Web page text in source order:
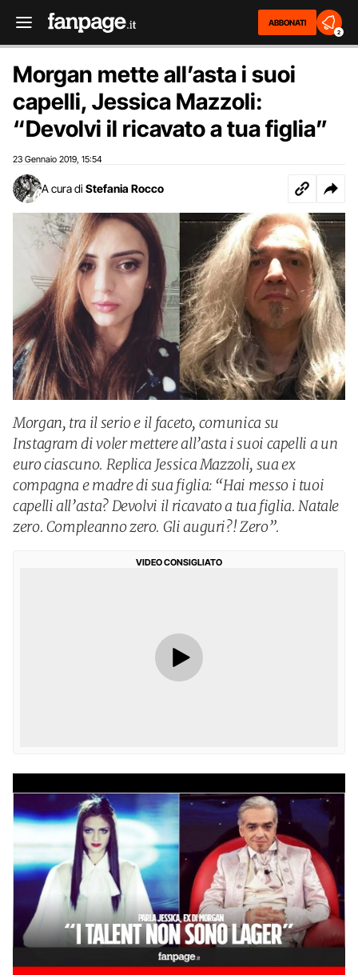
ABBONATI
2
Morgan mette all’asta i suoi
capelli, Jessica Mazzoli:
“Devolvi il ricavato a tua figlia”
23 Gennaio 2019 15:54
A cura di Stefania Rocco
Morgan, tra il serio e il faceto, comunica su
Instagram di voler mettere all’asta i suoi capelli a un
euro ciascuno. Replica Jessica Mazzoli, sua ex
compagna e madre di sua figlia: “Hai messo i tuoi
capelli all’asta? Devolvi il ricavato a tua figlia. Natale
zero. Compleanno zero. Gli auguri?! Zero”.
VIDEO CONSIGLIATO